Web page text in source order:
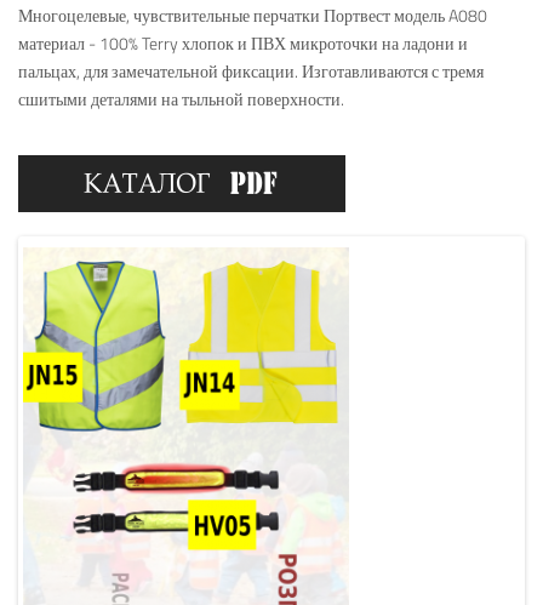
Многоцелевые, чувствительные перчатки Портвест модель A080
материал - 100% Terry хлопок и ПВХ микроточки на ладони и
пальцах, для замечательной фиксации. Изготавливаются с тремя
сшитыми деталями на тыльной поверхности.